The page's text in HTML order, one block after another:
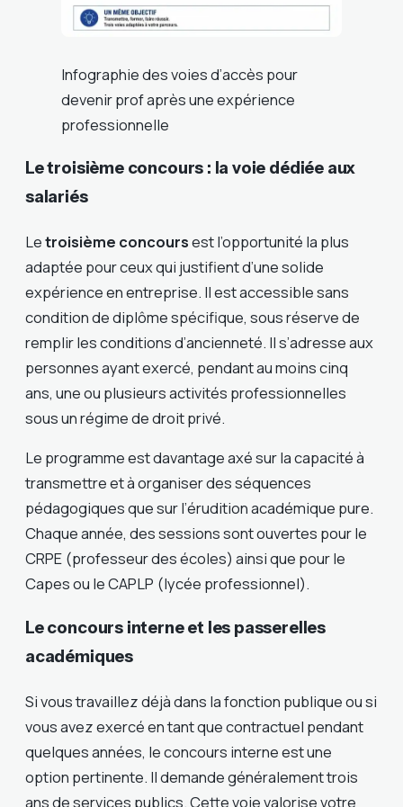
Infographie des voies d’accès pour
devenir prof après une expérience
professionnelle
Le troisième concours : la voie dédiée aux
salariés
Letroisième concoursest l’opportunité la plus
adaptée pour ceux qui justifient d’une solide
expérience en entreprise. Il est accessible sans
condition de diplôme spécifique, sous réserve de
remplir les conditions d’ancienneté. Il s’adresse aux
personnes ayant exercé, pendant au moins cinq
ans, une ou plusieurs activités professionnelles
sous un régime de droit privé.
Le programme est davantage axé sur la capacité à
transmettre et à organiser des séquences
pédagogiques que sur l’érudition académique pure.
Chaque année, des sessions sont ouvertes pour le
CRPE (professeur des écoles) ainsi que pour le
Capes ou le CAPLP (lycée professionnel).
Le concours interne et les passerelles
académiques
Si vous travaillez déjà dans la fonction publique ou si
vous avez exercé en tant que contractuel pendant
quelques années, le concours interne est une
option pertinente. Il demande généralement trois
ans de services publics. Cette voie valorise votre